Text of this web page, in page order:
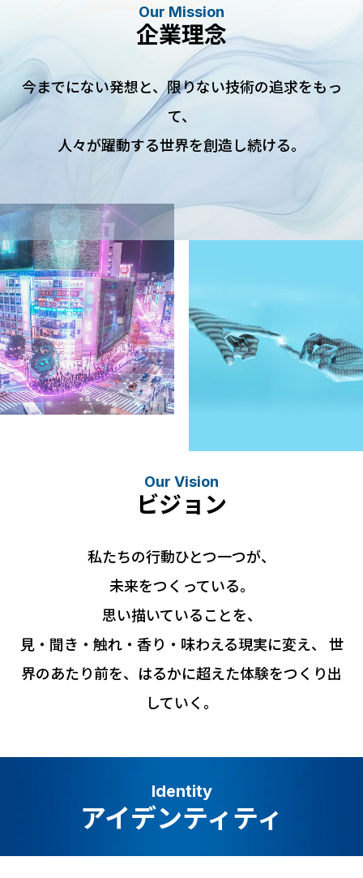
Our Mission
企業理念
今までにない発想と、限りない技術の追求をもっ
て、
⼈々が躍動する世界を創造し続ける。
Our Vision
ビジョン
私たちの⾏動ひとつ⼀つが、
未来をつくっている。
思い描いていることを、
⾒・聞き・触れ・⾹り・味わえる現実に変え、
世
界のあたり前を、はるかに超えた体験をつくり出
していく。
Identity
アイデンティティ